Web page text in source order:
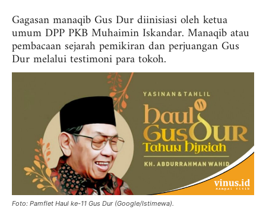
Gagasan manaqib Gus Dur diinisiasi oleh ketua
umum DPP PKB Muhaimin Iskandar. Manaqib atau
pembacaan sejarah pemikiran dan perjuangan Gus
Dur melalui testimoni para tokoh.
Foto: Pamflet Haul ke-11 Gus Dur (Google/Istimewa).